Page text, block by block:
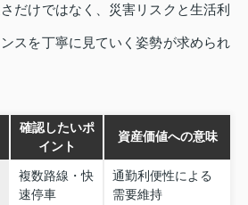
だけではなく、災害リスクと生活利
スを丁寧に見ていく姿勢が求められ
確認したいポ
イント
資産価値への意味
複数路線・快
速停車
通勤利便性による
需要維持